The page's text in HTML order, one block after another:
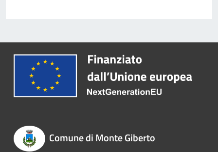
Comune di Monte Giberto